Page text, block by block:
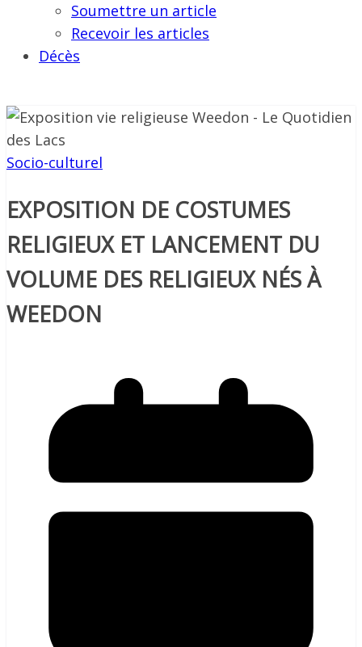
Soumettre un article
Recevoir les articles
Décès
Socio-culturel
EXPOSITION DE COSTUMES
RELIGIEUX ET LANCEMENT DU
VOLUME DES RELIGIEUX NÉS À
WEEDON